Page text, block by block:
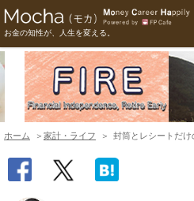
お金の知性が、人生を変える。
ホーム 家計・ライフ 封筒とレシートだ